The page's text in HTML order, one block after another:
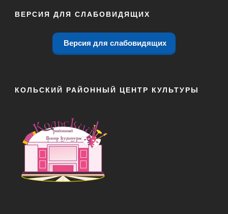
ВЕРСИЯ ДЛЯ СЛАБОВИДЯЩИХ
Версия для слабовидящих
КОЛЬСКИЙ РАЙОННЫЙ ЦЕНТР КУЛЬТУРЫ